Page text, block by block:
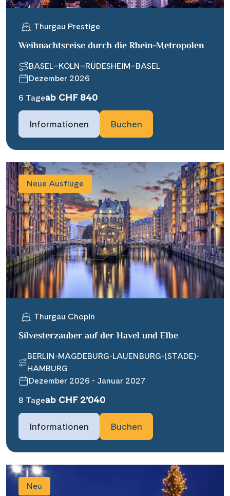
Thurgau Prestige
Weihnachtsreise durch die Rhein-Metropolen
BASEL–KÖLN–RÜDESHEIM–BASEL
Dezember 2026
6 Tageab CHF 840
Informationen Buchen
Neue Ausflüge
Thurgau Chopin
Silvesterzauber auf der Havel und Elbe
BERLIN-MAGDEBURG-LAUENBURG-(STADE)-
HAMBURG
Dezember 2026 - Januar 2027
8 Tageab CHF 2’040
Informationen Buchen
Neu